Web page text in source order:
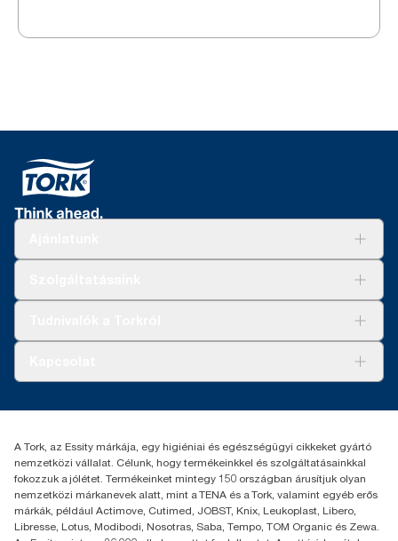
+36 1 392 2176
H-1021 Budapest
Budakeszi út 51.
A Tork, az Essity márkája, egy higiéniai és egészségügyi cikkeket gyártó
nemzetközi vállalat. Célunk, hogy termékeinkkel és szolgáltatásainkkal
fokozzuk a jólétet. Termékeinket mintegy 150 országban árusítjuk olyan
nemzetközi márkanevek alatt, mint a TENA és a Tork, valamint egyéb erős
márkák, például Actimove, Cutimed, JOBST, Knix, Leukoplast, Libero,
Libresse, Lotus, Modibodi, Nosotras, Saba, Tempo, TOM Organic és Zewa.